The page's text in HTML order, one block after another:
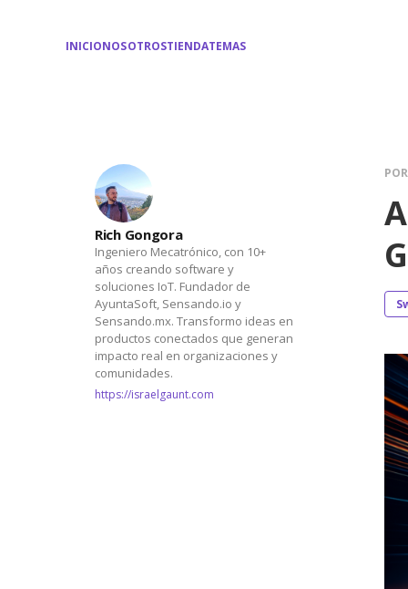
INICIONOSOTROSTIENDATEMAS
Rich Gongora
Ingeniero Mecatrónico, con 10+
años creando software y
soluciones IoT. Fundador de
AyuntaSoft, Sensando.io y
Sensando.mx. Transformo ideas en
productos conectados que generan
impacto real en organizaciones y
comunidades.
https://israelgaunt.com
POR